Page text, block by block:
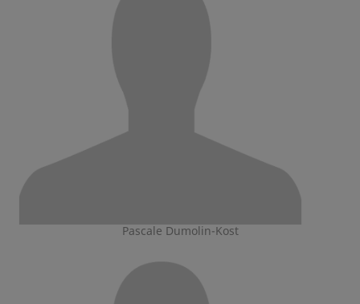
Pascale Dumolin-Kost